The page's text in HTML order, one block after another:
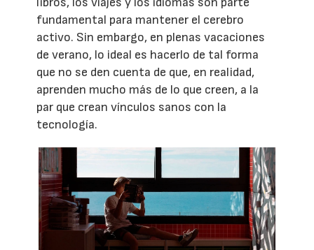
fundamental para mantener el cerebro
activo. Sin embargo, en plenas vacaciones
de verano, lo ideal es hacerlo de tal forma
que no se den cuenta de que, en realidad,
aprenden mucho más de lo que creen, a la
par que crean vínculos sanos con la
tecnología.